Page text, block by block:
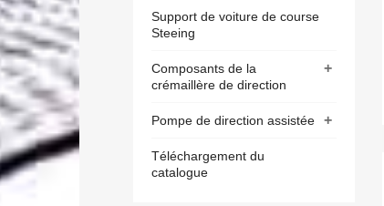
Support de voiture de course
Steeing
+
Composants de la
crémaillère de direction
+
Pompe de direction assistée
Téléchargement du
catalogue